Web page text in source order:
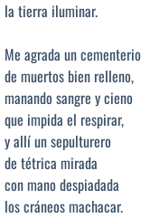
la tierra iluminar.
Me agrada un cementerio
de muertos bien relleno,
manando sangre y cieno
que impida el respirar,
y allí un sepulturero
de tétrica mirada
con mano despiadada
los cráneos machacar.